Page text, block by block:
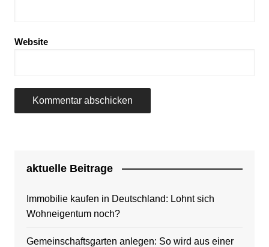
Website
aktuelle Beitrage
Immobilie kaufen in Deutschland: Lohnt sich
Wohneigentum noch?
Gemeinschaftsgarten anlegen: So wird aus einer